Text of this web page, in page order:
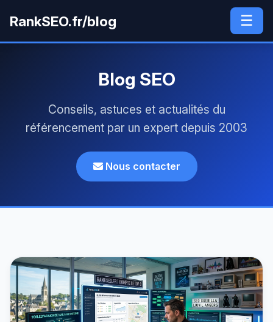
RankSEO.fr/blog ☰
Blog SEO
Conseils, astuces et actualités du
référencement par un expert depuis 2003
Nous contacter